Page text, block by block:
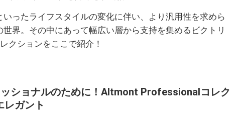
ったライフスタイルの変化に伴い、より汎用性を求めら
界。その中にあって幅広い層から支持を集めるビクトリ
クションをここで紹介！
ショナルのために！Altmont Professionalコレク
レガント